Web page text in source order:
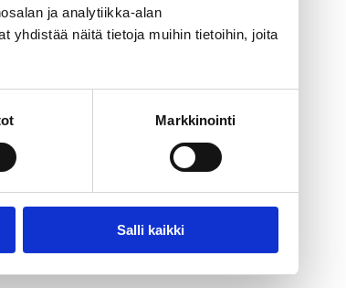
ja analytiikka-alan
yhdistää näitä tietoja muihin tietoihin, joita
Markkinointi
Salli kaikki